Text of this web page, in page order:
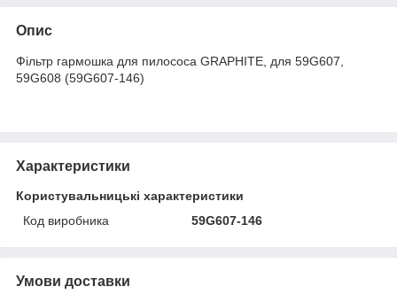
Опис
Фільтр гармошка для пилососа GRAPHITE, для 59G607,
59G608 (59G607-146)
Характеристики
Користувальницькі характеристики
Код виробника
59G607-146
Умови доставки